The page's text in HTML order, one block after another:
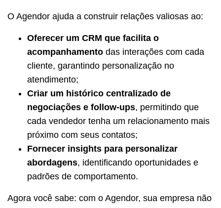
O Agendor ajuda a construir relações valiosas ao:
Oferecer um CRM que facilita o
acompanhamento das interações com cada
cliente, garantindo personalização no
atendimento;
Criar um histórico centralizado de
negociações e follow-ups, permitindo que
cada vendedor tenha um relacionamento mais
próximo com seus contatos;
Fornecer insights para personalizar
abordagens, identificando oportunidades e
padrões de comportamento.
Agora você sabe: com o Agendor, sua empresa não